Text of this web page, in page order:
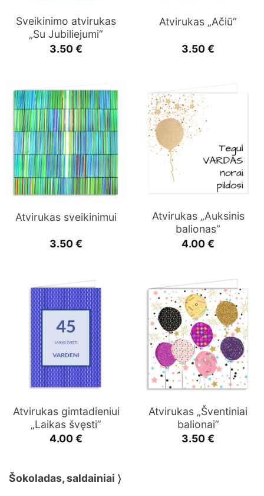
Sveikinimo atvirukas
„Su Jubiliejumi”
3.50€
Atvirukas „Ačiū”
3.50€
Atvirukas sveikinimui
3.50€
Atvirukas „Auksinis
balionas”
4.00€
Atvirukas gimtadieniui
„Laikas švęsti”
4.00€
Atvirukas „Šventiniai
balionai”
3.50€
Šokoladas, saldainiai 〉